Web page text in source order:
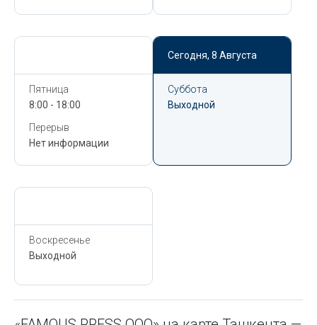
Пятница
8:00 - 18:00
Перерыв
Нет информации
Сегодня, 8 Августа
Суббота
Выходной
Воскресенье
Выходной